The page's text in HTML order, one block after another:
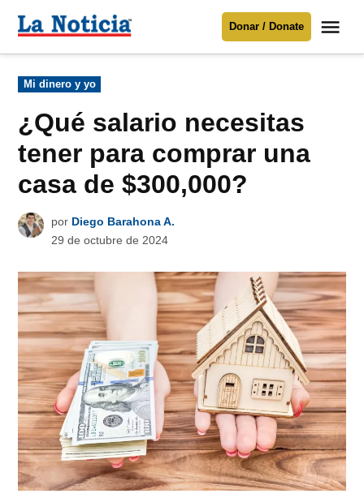
Para mantenerte informado necesitamos
Donar
contenido
Noticia
Donar / Donate
Publicado
en
Mi dinero y yo
¿Qué salario necesitas
tener para comprar una
casa de $300,000?
por Diego Barahona A.
29 de octubre de 2024